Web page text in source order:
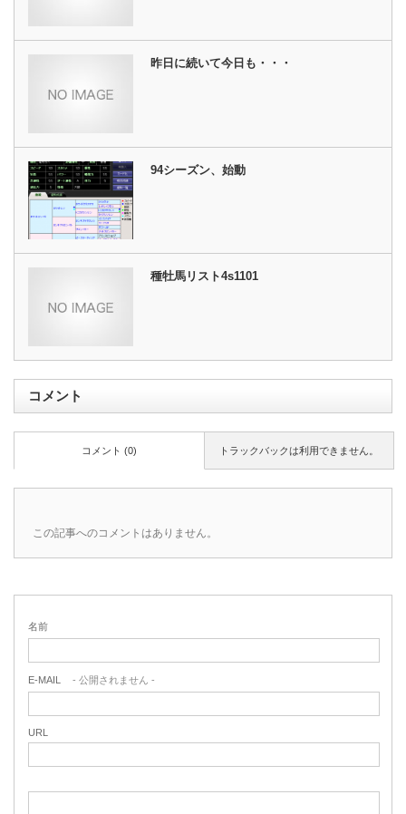
昨日に続いて今日も・・・
94シーズン、始動
種牡馬リスト4s1101
コメント
トラックバックは利用できません。
コメント (0)
この記事へのコメントはありません。
名前
E-MAIL - 公開されません -
URL